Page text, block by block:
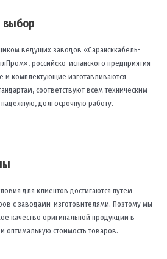
выбор
ведущих заводов «Сарансккабель-
российско-испанского предприятия
и комплектующие изготавливаются
соответствуют всем техническим
долгосрочную работу.
для клиентов достигаются путем
с заводами-изготовителями. Поэтому мы
качество оригинальной продукции в
оптимальную стоимость товаров.